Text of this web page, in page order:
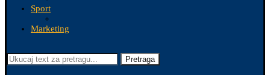
Sport
Marketing
Pretraga